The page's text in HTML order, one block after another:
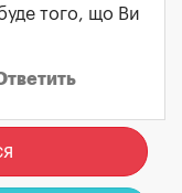
того, що Ви